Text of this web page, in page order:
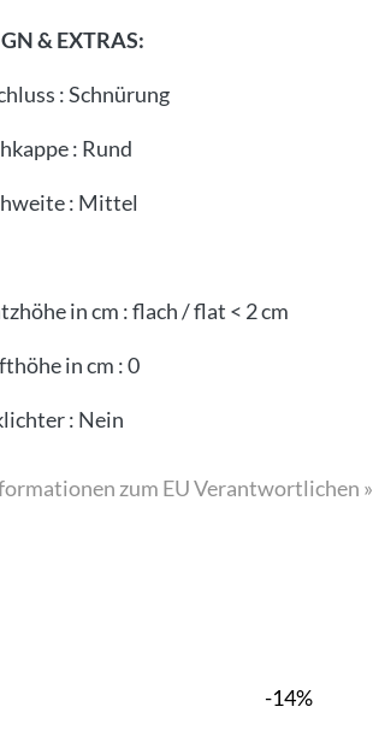
& EXTRAS:
:Schnürung
: Rund
: Mittel
in cm :flach / flat < 2 cm
in cm :0
: Nein
zum EU Verantwortlichen »
-14%